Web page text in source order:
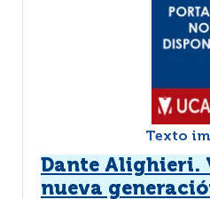
Texto
Dante Alighieri.
nueva